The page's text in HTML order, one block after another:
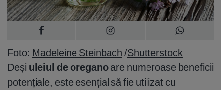
Foto: Madeleine Steinbach /Shutterstock
Deși uleiul de oregano are numeroase beneficii
potențiale, este esențial să fie utilizat cu